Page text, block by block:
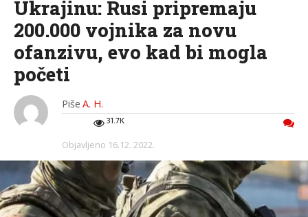
Ukrajinu: Rusi pripremaju
200.000 vojnika za novu
ofanzivu, evo kad bi mogla
početi
Piše A. H.
31.7K
Objavljeno 16.12. 2022.